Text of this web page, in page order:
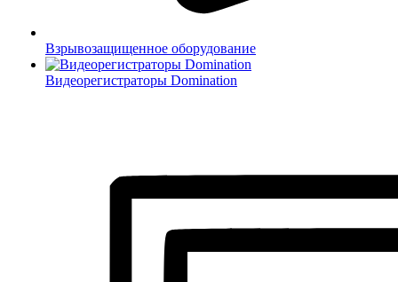
Взрывозащищенное оборудование
Видеорегистраторы Domination